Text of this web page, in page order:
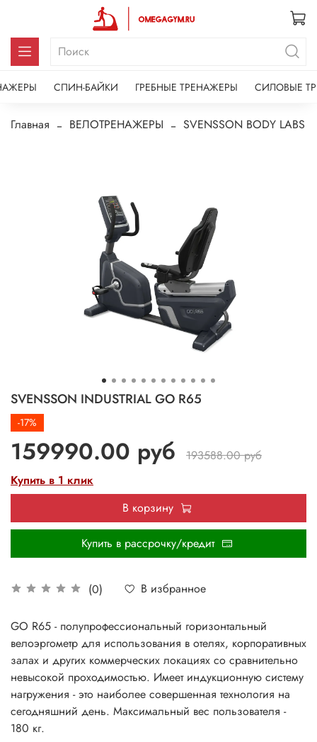
СПИН-БАЙКИ ГРЕБНЫЕ ТРЕНАЖЕРЫ СИЛОВЫЕ
Главная ВЕЛОТРЕНАЖЕРЫ SVENSSON BODY LABS
SVENSSON INDUSTRIAL GO R65
(0) В избранное
-17%
159990.00 руб
193588.00 руб
Купить в 1 клик
В корзину
Купить в рассрочку/кредит
GO R65 - полупрофессиональный горизонтальный
велоэргометр для использования в отелях, корпоративных
залах и других коммерческих локациях со сравнительно
невысокой проходимостью. Имеет индукционную систему
нагружения - это наиболее совершенная технология на
сегодняшний день. Максимальный вес пользователя -
180 кг.